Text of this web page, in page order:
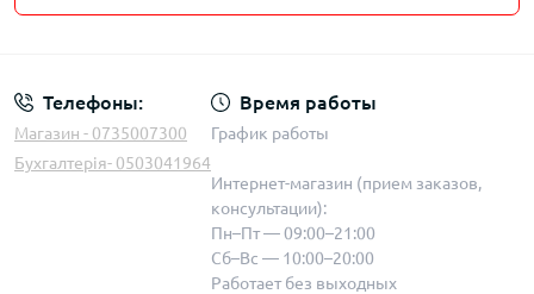
Телефоны:
Магазин - 0735007300
Бухгалтерія- 0503041964
Время работы
График работы
Интернет-магазин (прием заказов,
консультации):
Пн–Пт — 09:00–21:00
Сб–Вс — 10:00–20:00
Работает без выходных